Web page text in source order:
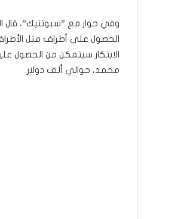
الحصول على أطراف مثل
الابتكار سيتمكن من الحصول
محمد، حوالي ألف دولار.